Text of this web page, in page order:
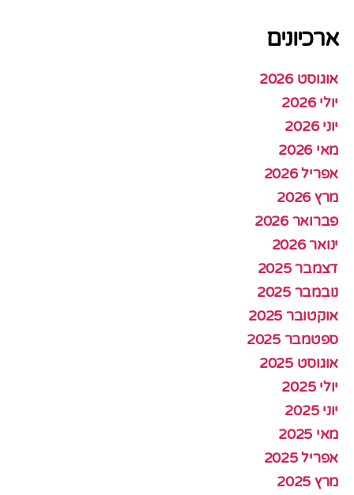
ארכיונים
אוגוסט 2026
יולי 2026
יוני 2026
מאי 2026
אפריל 2026
מרץ 2026
פברואר 2026
ינואר 2026
דצמבר 2025
נובמבר 2025
אוקטובר 2025
ספטמבר 2025
אוגוסט 2025
יולי 2025
יוני 2025
מאי 2025
אפריל 2025
מרץ 2025